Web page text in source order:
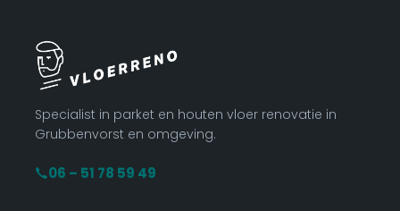
Specialist in parket en houten vloer renovatie in
Grubbenvorst en omgeving.
06 – 51 78 59 49